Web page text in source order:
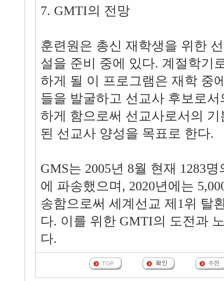
7. GMTI의 전망
훈련원은 총신 재학생을 위한
설을 준비 중에 있다. 계절학기
하게 될 이 프로그램은 재학 중
들을 발굴하고 선교사 후보로
하게 함으로써 선교사로서의
된 선교사 양성을 목표로 한다.
GMS는 2005년 8월 현재 1283
에 파송했으며, 2020년에는
송함으로써 세계선교 제1위 탈
다. 이를 위한 GMTI의 도전과
다.